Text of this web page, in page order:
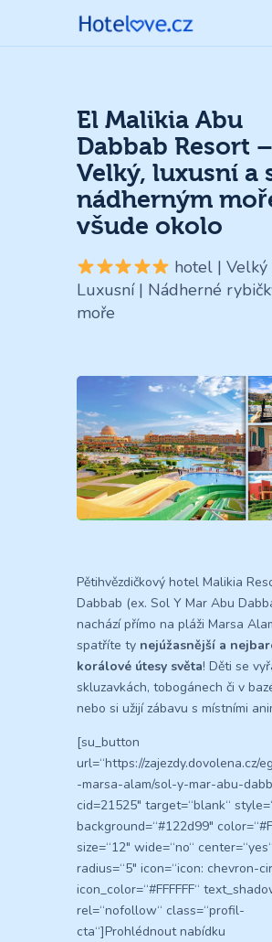
El Malikia Abu
Dabbab Resort –
Velký, luxusní a
nádherným
všude okolo
hotel | Velký
Luxusní | Nádherné
moře
Pětihvězdičkový hotel Malikia
Dabbab (ex. Sol Y Mar Abu
nachází přímo na pláži Marsa
spatříte ty nejúžasnější a
korálové útesy světa! Děti se
skluzavkách, tobogánech či v
nebo si užijí zábavu s místními
[su_button
url=“https://zajezdy.dovolena.cz/
-marsa-alam/sol-y-mar-abu-
cid=21525″ target=“blank“
background=“#122d99″
size=“12″ wide=“no“ center=“yes“
radius=“5″ icon=“icon: chevron-
icon_color=“#FFFFFF“
rel=“nofollow“ class=“profil-
cta“]Prohlédnout nabídku